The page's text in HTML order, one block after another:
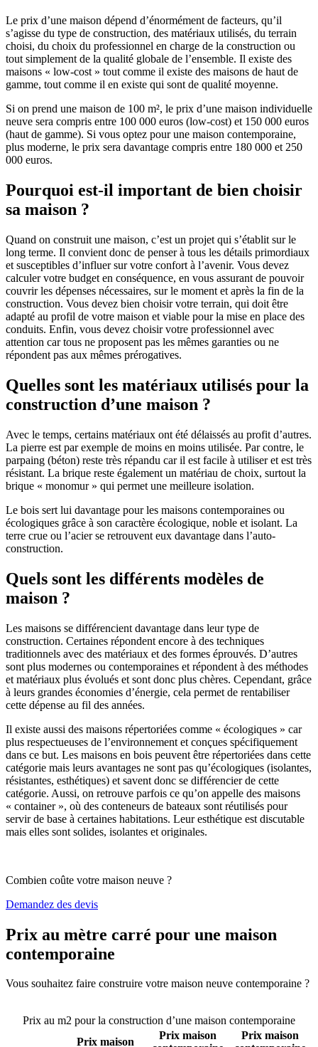
Le prix d’une maison dépend d’énormément de facteurs, qu’il
s’agisse du type de construction, des matériaux utilisés, du terrain
choisi, du choix du professionnel en charge de la construction ou
tout simplement de la qualité globale de l’ensemble. Il existe des
maisons « low-cost » tout comme il existe des maisons de haut de
gamme, tout comme il en existe qui sont de qualité moyenne.
Si on prend une maison de 100 m², le prix d’une maison individuelle
neuve sera compris entre 100 000 euros (low-cost) et 150 000 euros
(haut de gamme). Si vous optez pour une maison contemporaine,
plus moderne, le prix sera davantage compris entre 180 000 et 250
000 euros.
Pourquoi est-il important de bien choisir
sa maison ?
Quand on construit une maison, c’est un projet qui s’établit sur le
long terme. Il convient donc de penser à tous les détails primordiaux
et susceptibles d’influer sur votre confort à l’avenir. Vous devez
calculer votre budget en conséquence, en vous assurant de pouvoir
couvrir les dépenses nécessaires, sur le moment et après la fin de la
construction. Vous devez bien choisir votre terrain, qui doit être
adapté au profil de votre maison et viable pour la mise en place des
conduits. Enfin, vous devez choisir votre professionnel avec
attention car tous ne proposent pas les mêmes garanties ou ne
répondent pas aux mêmes prérogatives.
Quelles sont les matériaux utilisés pour la
construction d’une maison ?
Avec le temps, certains matériaux ont été délaissés au profit d’autres.
La pierre est par exemple de moins en moins utilisée. Par contre, le
parpaing (béton) reste très répandu car il est facile à utiliser et est très
résistant. La brique reste également un matériau de choix, surtout la
brique « monomur » qui permet une meilleure isolation.
Le bois sert lui davantage pour les maisons contemporaines ou
écologiques grâce à son caractère écologique, noble et isolant. La
terre crue ou l’acier se retrouvent eux davantage dans l’auto-
construction.
Quels sont les différents modèles de
maison ?
Les maisons se différencient davantage dans leur type de
construction. Certaines répondent encore à des techniques
traditionnels avec des matériaux et des formes éprouvés. D’autres
sont plus modernes ou contemporaines et répondent à des méthodes
et matériaux plus évolués et sont donc plus chères. Cependant, grâce
à leurs grandes économies d’énergie, cela permet de rentabiliser
cette dépense au fil des années.
Il existe aussi des maisons répertoriées comme « écologiques » car
plus respectueuses de l’environnement et conçues spécifiquement
dans ce but. Les maisons en bois peuvent être répertoriées dans cette
catégorie mais leurs avantages ne sont pas qu’écologiques (isolantes,
résistantes, esthétiques) et savent donc se différencier de cette
catégorie. Aussi, on retrouve parfois ce qu’on appelle des maisons
« container », où des conteneurs de bateaux sont réutilisés pour
servir de base à certaines habitations. Leur esthétique est discutable
mais elles sont solides, isolantes et originales.
Combien coûte votre maison neuve ?
Demandez des devis
Prix au mètre carré pour une maison
contemporaine
Vous souhaitez faire construire votre maison neuve contemporaine ?
Prix au m2 pour la construction d’une maison contemporaine
Prix maison
Prix maison
Prix maison